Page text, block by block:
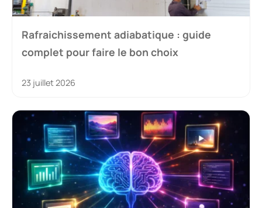
Rafraichissement adiabatique : guide
complet pour faire le bon choix
23 juillet 2026